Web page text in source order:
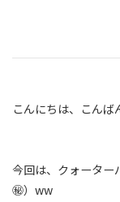
こんにちは、こんば
今回は、クォータ
㊙）ww